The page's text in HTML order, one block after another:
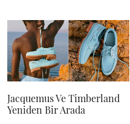
Jacquemus Ve Timberland
Yeniden Bir Arada